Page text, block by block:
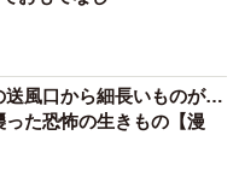
送風口から細長いものが…
た恐怖の生きもの【漫